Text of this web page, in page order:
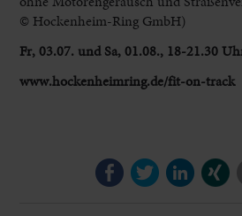
© Hockenheim-Ring GmbH)
Fr, 03.07. und Sa, 01.08., 18-21.30
www.hockenheimring.de/fit-on-track
FacebookTwitterLinkedIn